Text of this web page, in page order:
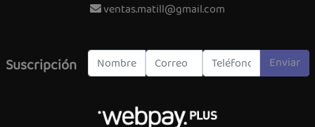
ventas.matill@gmail.com
Suscripción Enviar